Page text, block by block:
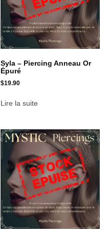
Syla – Piercing Anneau Or
Épuré
$19.90
Lire la suite